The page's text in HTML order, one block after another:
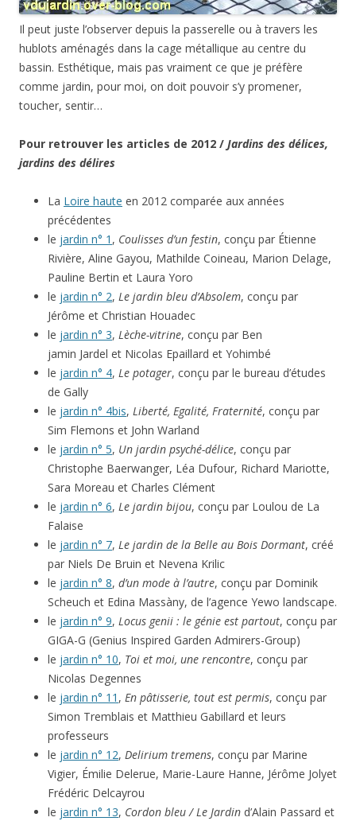
Il peut juste l’observer depuis la passerelle ou à travers les
hublots aménagés dans la cage métallique au centre du
bassin. Esthétique, mais pas vraiment ce que je préfère
comme jardin, pour moi, on doit pouvoir s’y promener,
toucher, sentir…
Pour retrouver les articles de 2012 / Jardins des délices,
jardins des délires
La Loire haute en 2012 comparée aux années
précédentes
le jardin n° 1 , Coulisses d’un festin, conçu par Étienne
Rivière, Aline Gayou, Mathilde Coineau, Marion Delage,
Pauline Bertin et Laura Yoro
le jardin n° 2, Le jardin bleu d’Absolem, conçu par
Jérôme et Christian Houadec
le jardin n° 3, Lèche-vitrine, conçu par Ben
jamin Jardel et Nicolas Epaillard et Yohimbé
le jardin n° 4, Le potager, conçu par le bureau d’études
de Gally
le jardin n° 4bis, Liberté, Egalité, Fraternité, conçu par
Sim Flemons et John Warland
le jardin n° 5, Un jardin psyché-délice, conçu par
Christophe Baerwanger, Léa Dufour, Richard Mariotte,
Sara Moreau et Charles Clément
le jardin n° 6, Le jardin bijou, conçu par Loulou de La
Falaise
le jardin n° 7, Le jardin de la Belle au Bois Dormant, créé
par Niels De Bruin et Nevena Krilic
le jardin n° 8, d’un mode à l’autre, conçu par Dominik
Scheuch et Edina Massàny, de l’agence Yewo landscape.
le jardin n° 9, Locus genii : le génie est partout, conçu par
GIGA-G (Genius Inspired Garden Admirers-Group)
le jardin n° 10, Toi et moi, une rencontre, conçu par
Nicolas Degennes
le jardin n° 11 , En pâtisserie, tout est permis, conçu par
Simon Tremblais et Matthieu Gabillard et leurs
professeurs
le jardin n° 12, Delirium tremens, conçu par Marine
Vigier, Émilie Delerue, Marie-Laure Hanne, Jérôme Jolyet
Frédéric Delcayrou
le jardin n° 13, Cordon bleu / Le Jardin d’Alain Passard et